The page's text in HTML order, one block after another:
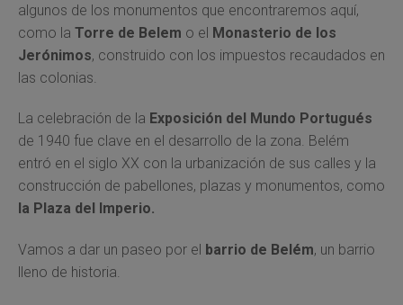
algunos de los monumentos que encontraremos aquí,
como la Torre de Belem o el Monasterio de los
Jerónimos, construido con los impuestos recaudados en
las colonias.
La celebración de la Exposición del Mundo Portugués
de 1940 fue clave en el desarrollo de la zona. Belém
entró en el siglo XX con la urbanización de sus calles y la
construcción de pabellones, plazas y monumentos, como
la Plaza del Imperio.
Vamos a dar un paseo por el barrio de Belém, un barrio
lleno de historia.